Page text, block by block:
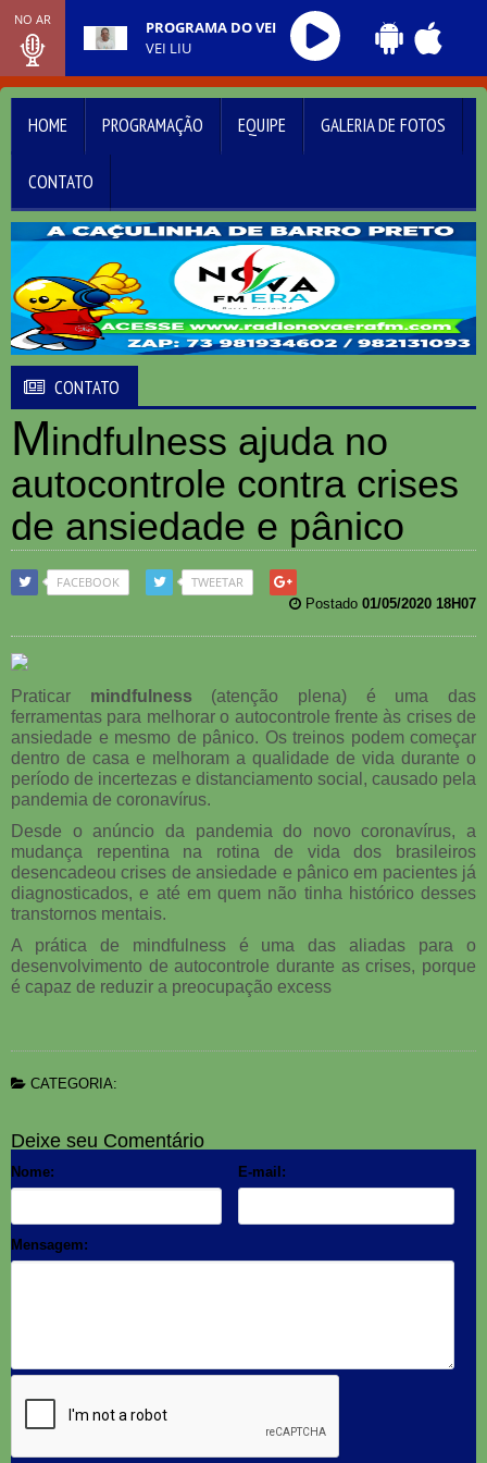
NO AR
PROGRAMA DO VEI
VEI LIU
HOME PROGRAMAÇÃO EQUIPE GALERIA DE FOTOS
CONTATO
CONTATO
Mindfulness ajuda no
autocontrole contra crises
de ansiedade e pânico
FACEBOOK
TWEETAR
Postado 01/05/2020 18H07
Praticar mindfulness (atenção plena) é uma das
ferramentas para melhorar o autocontrole frente às crises de
ansiedade e mesmo de pânico. Os treinos podem começar
dentro de casa e melhoram a qualidade de vida durante o
período de incertezas e distanciamento social, causado pela
pandemia de coronavírus.
Desde o anúncio da pandemia do novo coronavírus, a
mudança repentina na rotina de vida dos brasileiros
desencadeou crises de ansiedade e pânico em pacientes já
diagnosticados, e até em quem não tinha histórico desses
transtornos mentais.
A prática de mindfulness é uma das aliadas para o
desenvolvimento de autocontrole durante as crises, porque
é capaz de reduzir a preocupação excess
CATEGORIA:
Deixe seu Comentário
Nome: E-mail:
Mensagem: